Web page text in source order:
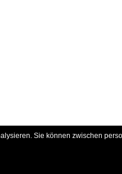
Sie können zwischen